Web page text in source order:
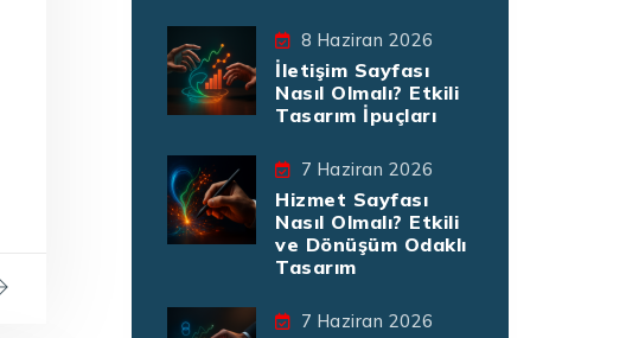
8 Haziran 2026
İletişim Sayfası
Nasıl Olmalı? Etkili
Tasarım İpuçları
7 Haziran 2026
Hizmet Sayfası
Nasıl Olmalı? Etkili
ve Dönüşüm Odaklı
Tasarım
7 Haziran 2026